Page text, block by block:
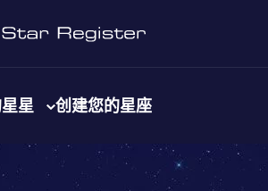
星 创建您的星座